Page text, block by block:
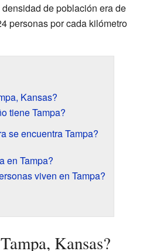
de población era de
personas por cada kilómetro
Kansas?
tiene Tampa?
se encuentra Tampa?
en Tampa?
viven en Tampa?
Kansas?